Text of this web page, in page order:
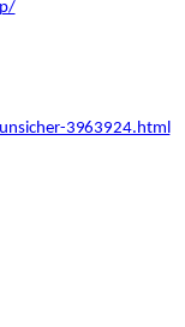
3963924.html